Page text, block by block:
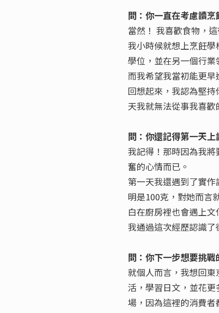
問：你一直在考慮讀烹
當然！ 我喜歡食物，
我小時候就想上烹飪
學位，並在另一個行業
而我希望我當初能更早
回想起來，我認為堅
天我就無法從事我喜歡
問：你還記得第一天上
我記得！那時因為我
奮的心情而已。
第一天我還遇到了實
明是100克，對她而言
白在廚房裡也會遇上
我通過這次經歷認識了
問：你下一步想要挑戰
就個人而言，我想回
活，學習日文，並花
場，因為這裡的消費